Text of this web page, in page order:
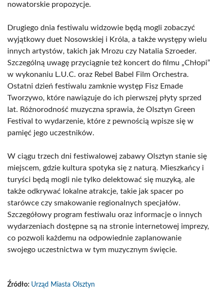
nowatorskie propozycje.
Drugiego dnia festiwalu widzowie będą mogli zobaczyć
wyjątkowy duet Nosowskiej i Króla, a także występy wielu
innych artystów, takich jak Mrozu czy Natalia Szroeder.
Szczególną uwagę przyciągnie też koncert do filmu „Chłopi”
w wykonaniu L.U.C. oraz Rebel Babel Film Orchestra.
Ostatni dzień festiwalu zamknie występ Fisz Emade
Tworzywo, które nawiązuje do ich pierwszej płyty sprzed
lat. Różnorodność muzyczna sprawia, że Olsztyn Green
Festival to wydarzenie, które z pewnością wpisze się w
pamięć jego uczestników.
W ciągu trzech dni festiwalowej zabawy Olsztyn stanie się
miejscem, gdzie kultura spotyka się z naturą. Mieszkańcy i
turyści będą mogli nie tylko delektować się muzyką, ale
także odkrywać lokalne atrakcje, takie jak spacer po
starówce czy smakowanie regionalnych specjałów.
Szczegółowy program festiwalu oraz informacje o innych
wydarzeniach dostępne są na stronie internetowej imprezy,
co pozwoli każdemu na odpowiednie zaplanowanie
swojego uczestnictwa w tym muzycznym święcie.
Źródło: Urząd Miasta Olsztyn